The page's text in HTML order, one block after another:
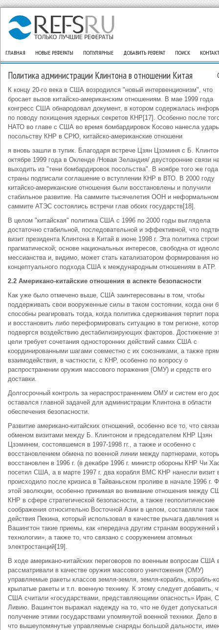
ГЛАВНАЯ НОВЫЕ РЕФЕРАТЫ ПОПУЛЯРНЫЕ ДОБАВИТЬ РЕФЕРАТ ПОИСК
Политика администрации Клинтона в отношении Китая
К концу 20-го века в США возродился "новый интервенционизм", что
бросает вызов китайско-американским отношениям. В мае 1999 года
конгресс США обнародовал документ, в котором содержалась
по поводу похищения ядерных секретов КНР[17]. Особенно после
НАТО во главе с США во время бомбардировок Косово нанесла
посольству КНР в СРЮ, китайско-американские отношени
я вновь зашли в тупик. Благодаря встрече Цзян Цзэминя с Б.
октябре 1999 года в Окленде /Новая Зеландия/ двусторонние связи
выходить из "тени бомбардировок посольства". В ноябре того же
страны подписали соглашение о вступлении КНР в ВТО. В 2000 году
китайско-американские отношения были восстановлены и получили
стабильное развитие. На саммите тысячелетия ООН и неформальном
саммите АТЭС состоялись встречи глав обоих государств[18].
В целом "китайская" политика США с 1996 по 2000 годы выглядела
достаточно стабильной, последовательной и эффективной, что
визит президента Клинтона в Китай в июне 1998 г. Эта политика
прагматической; основе национальных интересов, свободна от
мессианства и, видимо, может стать катализатором формирования
концептуального подхода США к международным отношениям в АТР.
2.2 Американо-китайские отношения в аспекте безопасности
Как уже было отмечено выше, США заинтересованы в том, чтобы
поддерживать свои вооруженные силы в таком состоянии, когда они
способны реагировать тогда, когда политика сдерживания терпит
и восстановить либо переформировать ситуацию в том регионе,
подвергся воздействию дестабилизирующих факторов. Достижение
цели требует сочетания односторонних действий самих США с
координированными шагами совместно с их союзниками, а также
взаимодействия, в частности, с КНР, особенно по вопросу о
распространении оружия массового поражения (ОМУ) и средств его
доставки.
Долгосрочный контроль за нераспространением ОМУ и систем его
оставался главной задачей для администрации Клинтона в области
обеспечения безопасности.
Развитие американо-китайских отношений, особенно все то, что
обменом визитами между Б. Клинтоном и председателем КНР Цзян
Цзэминем, состоявшемся в 1997-1998 гг., а также и особенно с
восстановлением обмена по военной линии между партнерами,
восстановлен в 1996 г. (в декабре 1996 г. министр обороны КНР Чи
посетил США, а в марте 1997 г. два корабля ВМС КНР нанесли
происходило после кризиса в Тайваньском проливе в начале 1996 г.
этой эволюции, особенно принимая во внимание отношения между
КНР в сфере стратегической безопасности, а также геополитические
соображения относительно Восточной Азии в целом, составляли
действия Пекина, который использовал в качестве рычага давления
Вашингтон такие приемы, как «передача другим странам вооружений
технологии», а также то, что связано с сооружением атомных
электростанций[19].
В ходе американо-китайских переговоров по военным вопросам США
рассматривали в качестве оружия массового уничтожения (ОМУ)
управляемые ракеты классов земля-земля, земля-корабль, корабль-
крылатые ракеты и т.п. военную технику. К этому следует добавить,
США считали «государствами, представляющими опасность» Иран,
Ливию. Вашингтон выражал надежду на то, что не будет допускаться
получение этими государствами упомянутой военной техники. Дело
что вышеупомянутые управляемые снаряды большой дальности,